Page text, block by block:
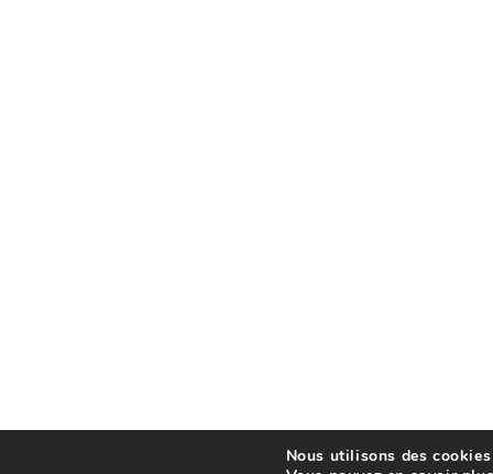
Nous utilisons des